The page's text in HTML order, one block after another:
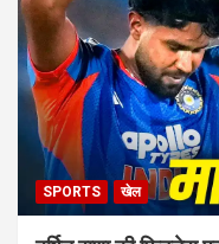
SPORTS खेल